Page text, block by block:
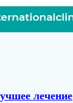
лечение